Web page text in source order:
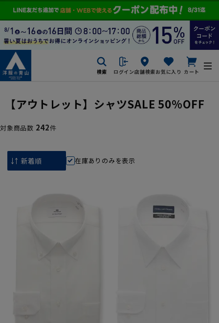
検索 ログイン店舗検索お気に入り カート
【アウトレット】シャツSALE 50%OFF
対象商品数 242件
在庫ありのみを表示